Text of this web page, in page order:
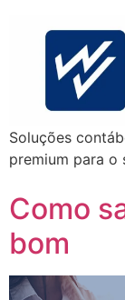
Soluções
premium para o
Como
bom